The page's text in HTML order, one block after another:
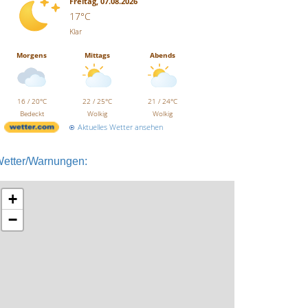
17°C
Klar
Morgens
16 / 20°C
Bedeckt
Mittags
22 / 25°C
Wolkig
Abends
21 / 24°C
Wolkig
Aktuelles Wetter ansehen
Warnungen:
+
−